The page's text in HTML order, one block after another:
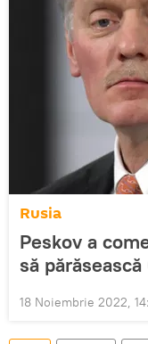
Rusia
Peskov a
să
18 Noiembrie 2022,